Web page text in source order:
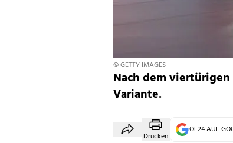
© GETTY IMAGES
Nach dem
Variante.
Drucken
OE24 AUF